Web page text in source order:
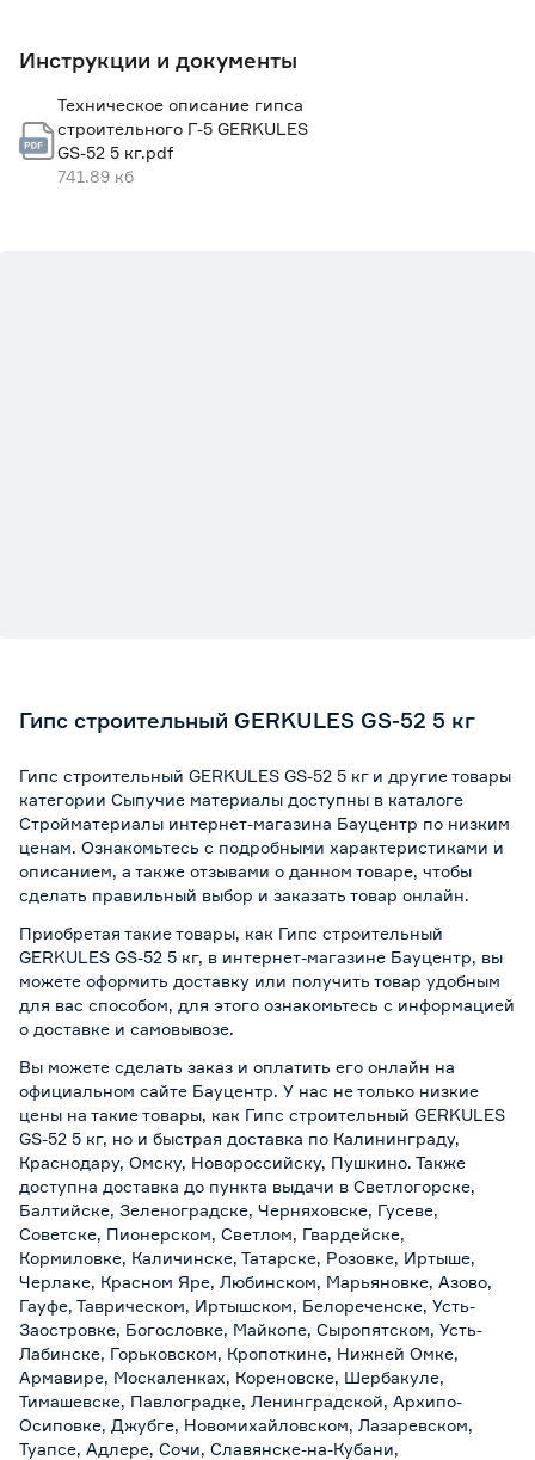
Инструкции и документы
Техническое описание гипса
строительного Г-5 GERKULES
GS-52 5 кг.pdf
741.89 кб
Гипс строительный GERKULES GS-52 5 кг
Гипс строительный GERKULES GS-52 5 кг и другие товары
категории Сыпучие материалы доступны в каталоге
Стройматериалы интернет-магазина Бауцентр по низким
ценам. Ознакомьтесь с подробными характеристиками и
описанием, а также отзывами о данном товаре, чтобы
сделать правильный выбор и заказать товар онлайн.
Приобретая такие товары, как Гипс строительный
GERKULES GS-52 5 кг, в интернет-магазине Бауцентр, вы
можете оформить доставку или получить товар удобным
для вас способом, для этого ознакомьтесь с информацией
о доставке и самовывозе.
Вы можете сделать заказ и оплатить его онлайн на
официальном сайте Бауцентр. У нас не только низкие
цены на такие товары, как Гипс строительный GERKULES
GS-52 5 кг, но и быстрая доставка по Калининграду,
Краснодару, Омску, Новороссийску, Пушкино. Также
доступна доставка до пункта выдачи в Светлогорске,
Балтийске, Зеленоградске, Черняховске, Гусеве,
Советске, Пионерском, Светлом, Гвардейске,
Кормиловке, Каличинске, Татарске, Розовке, Иртыше,
Черлаке, Красном Яре, Любинском, Марьяновке, Азово,
Гауфе, Таврическом, Иртышском, Белореченске, Усть-
Заостровке, Богословке, Майкопе, Сыропятском, Усть-
Лабинске, Горьковском, Кропоткине, Нижней Омке,
Армавире, Москаленках, Кореновске, Шербакуле,
Тимашевске, Павлоградке, Ленинградской, Архипо-
Осиповке, Джубге, Новомихайловском, Лазаревском,
Туапсе, Адлере, Сочи, Славянске-на-Кубани,